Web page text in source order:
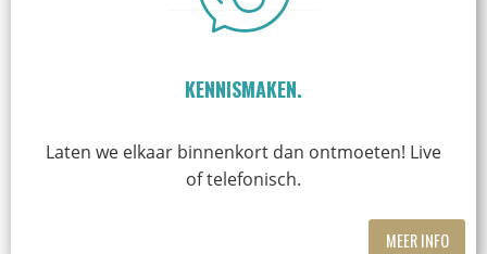
KENNISMAKEN.
Laten we elkaar binnenkort dan ontmoeten! Live
of telefonisch.
MEER INFO